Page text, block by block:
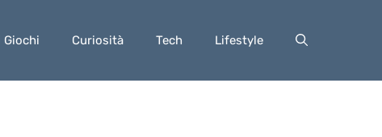
Curiosità Tech Lifestyle